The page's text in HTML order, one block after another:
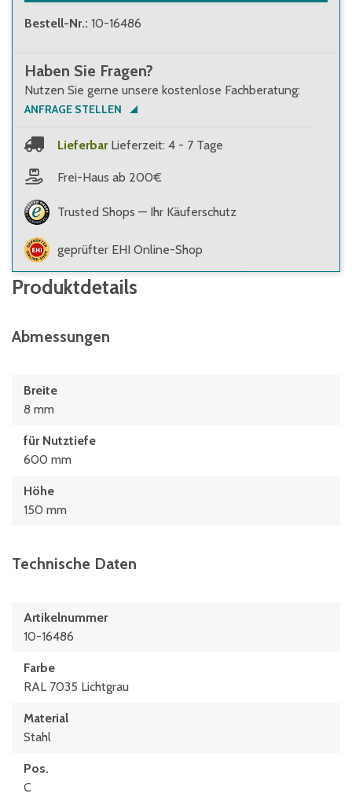
Bestell-Nr.: 10-16486
Haben Sie Fragen?
Nutzen Sie gerne unsere kostenlose Fachberatung:
ANFRAGE STELLEN
Lieferbar Lieferzeit: 4 - 7 Tage
Frei-Haus ab 200€
Trusted Shops — Ihr Käuferschutz
geprüfter EHI Online-Shop
Produktdetails
Abmessungen
Breite
8 mm
für Nutztiefe
600 mm
Höhe
150 mm
Technische Daten
Artikelnummer
10-16486
Farbe
RAL 7035 Lichtgrau
Material
Stahl
Pos.
C